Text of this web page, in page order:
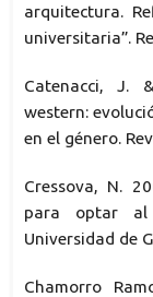
arquitectura.
universitaria”.
Catenacci, J.
western:
en el género.
Cressova, N.
para optar al
Universidad de
Chamorro